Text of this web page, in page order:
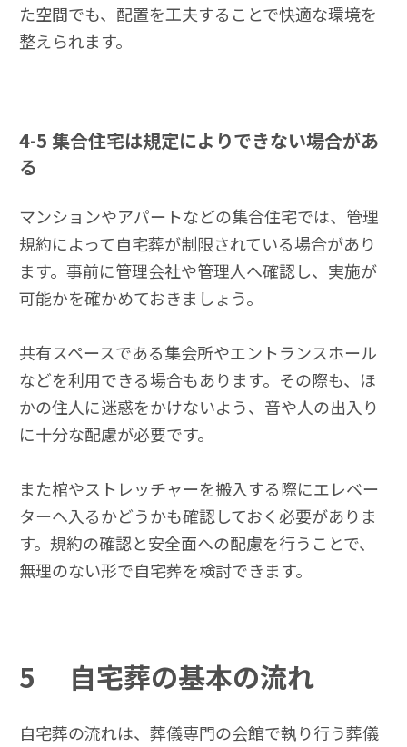
た空間でも、配置を工夫することで快適な環境を
整えられます。
4-5 集合住宅は規定によりできない場合があ
る
マンションやアパートなどの集合住宅では、管理
規約によって自宅葬が制限されている場合があり
ます。事前に管理会社や管理人へ確認し、実施が
可能かを確かめておきましょう。
共有スペースである集会所やエントランスホール
などを利用できる場合もあります。その際も、ほ
かの住人に迷惑をかけないよう、音や人の出入り
に十分な配慮が必要です。
また棺やストレッチャーを搬入する際にエレベー
ターへ入るかどうかも確認しておく必要がありま
す。規約の確認と安全面への配慮を行うことで、
無理のない形で自宅葬を検討できます。
5 自宅葬の基本の流れ
自宅葬の流れは、葬儀専門の会館で執り行う葬儀